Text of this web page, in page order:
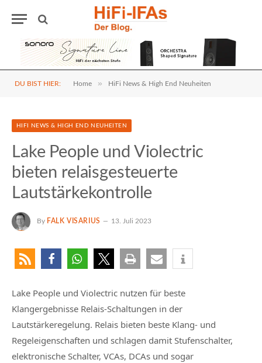
DU BIST HIER: Home » HiFi News & High End Neuheiten
HIFI NEWS & HIGH END NEUHEITEN
Lake People und Violectric
bieten relaisgesteuerte
Lautstärkekontrolle
By FALK VISARIUS 13. Juli 2023
Lake People und Violectric nutzen für beste
Klangergebnisse Relais-Schaltungen in der
Lautstärkeregelung. Relais bieten beste Klang- und
Regeleigenschaften und schlagen damit Stufenschalter,
elektronische Schalter, VCAs, DCAs und sogar